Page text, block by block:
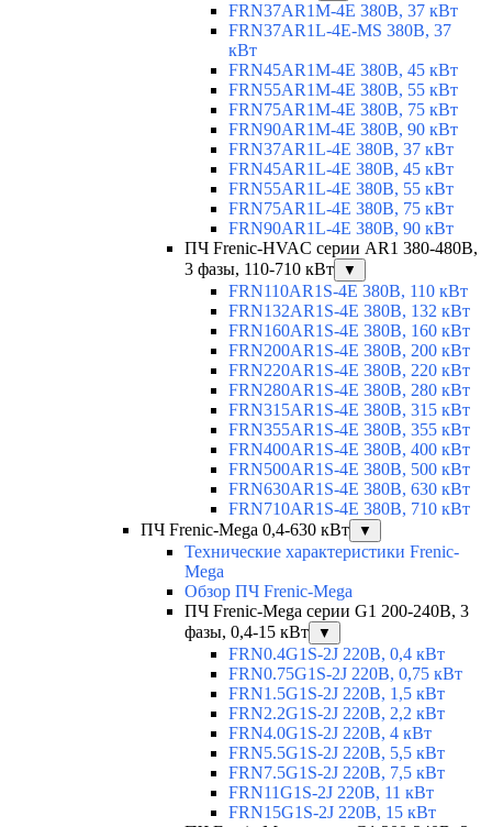
FRN37AR1M-4E 380В, 37 кВт
FRN37AR1L-4E-MS 380В, 37
кВт
FRN45AR1M-4E 380В, 45 кВт
FRN55AR1M-4E 380В, 55 кВт
FRN75AR1M-4E 380В, 75 кВт
FRN90AR1M-4E 380В, 90 кВт
FRN37AR1L-4E 380В, 37 кВт
FRN45AR1L-4E 380В, 45 кВт
FRN55AR1L-4E 380В, 55 кВт
FRN75AR1L-4E 380В, 75 кВт
FRN90AR1L-4E 380В, 90 кВт
ПЧ Frenic-HVAC серии AR1 380-480В,
3 фазы, 110-710 кВт
▼
FRN110AR1S-4E 380В, 110 кВт
FRN132AR1S-4E 380В, 132 кВт
FRN160AR1S-4E 380В, 160 кВт
FRN200AR1S-4E 380В, 200 кВт
FRN220AR1S-4E 380В, 220 кВт
FRN280AR1S-4E 380В, 280 кВт
FRN315AR1S-4E 380В, 315 кВт
FRN355AR1S-4E 380В, 355 кВт
FRN400AR1S-4E 380В, 400 кВт
FRN500AR1S-4E 380В, 500 кВт
FRN630AR1S-4E 380В, 630 кВт
FRN710AR1S-4E 380В, 710 кВт
ПЧ Frenic-Mega 0,4-630 кВт
▼
Технические характеристики Frenic-
Mega
Обзор ПЧ Frenic-Mega
ПЧ Frenic-Mega серии G1 200-240В, 3
фазы, 0,4-15 кВт
▼
FRN0.4G1S-2J 220В, 0,4 кВт
FRN0.75G1S-2J 220В, 0,75 кВт
FRN1.5G1S-2J 220В, 1,5 кВт
FRN2.2G1S-2J 220В, 2,2 кВт
FRN4.0G1S-2J 220В, 4 кВт
FRN5.5G1S-2J 220В, 5,5 кВт
FRN7.5G1S-2J 220В, 7,5 кВт
FRN11G1S-2J 220В, 11 кВт
FRN15G1S-2J 220В, 15 кВт